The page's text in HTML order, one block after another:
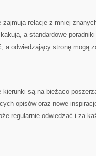
relacje z mniej
a standardowe
a odwiedzający stronę mogą
kierunki są na bieżąco
opisów oraz nowe
regularnie odwiedzać i za